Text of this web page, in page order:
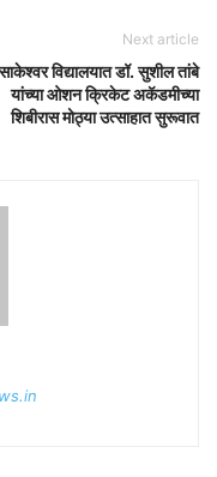
Next article
विद्यालयात डॉ. सुशील तांबे
यांच्या ओशन क्रिकेट अकॅडमीच्या
शिबीरास मोठ्या उत्साहात सुरूवात